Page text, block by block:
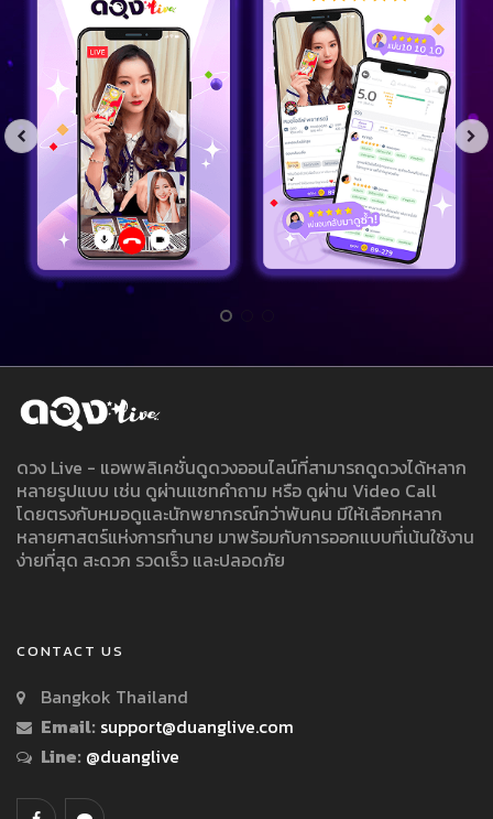
ดวง Live - แอพพลิเคชั่นดูดวงออนไลน์ที่สามารถดูดวงได้หลาก
หลายรูปแบบ เช่น ดูผ่านแชทคำถาม หรือ ดูผ่าน Video Call
โดยตรงกับหมอดูและนักพยากรณ์กว่าพันคน มีให้เลือกหลาก
หลายศาสตร์แห่งการทำนาย มาพร้อมกับการออกแบบที่เน้นใช้งาน
ง่ายที่สุด สะดวก รวดเร็ว และปลอดภัย
CONTACT US
Bangkok Thailand
Email: support@duanglive.com
Line: @duanglive